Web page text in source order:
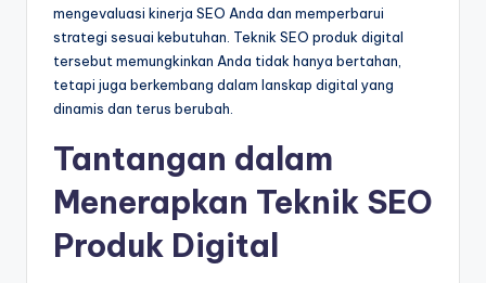
mengevaluasi kinerja SEO Anda dan memperbarui
strategi sesuai kebutuhan. Teknik SEO produk digital
tersebut memungkinkan Anda tidak hanya bertahan,
tetapi juga berkembang dalam lanskap digital yang
dinamis dan terus berubah.
Tantangan dalam
Menerapkan Teknik SEO
Produk Digital